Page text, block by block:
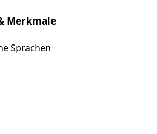
Merkmale
Sprachen